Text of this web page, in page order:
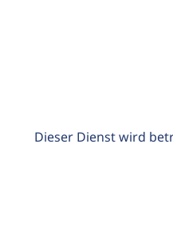
Dieser Dienst wird